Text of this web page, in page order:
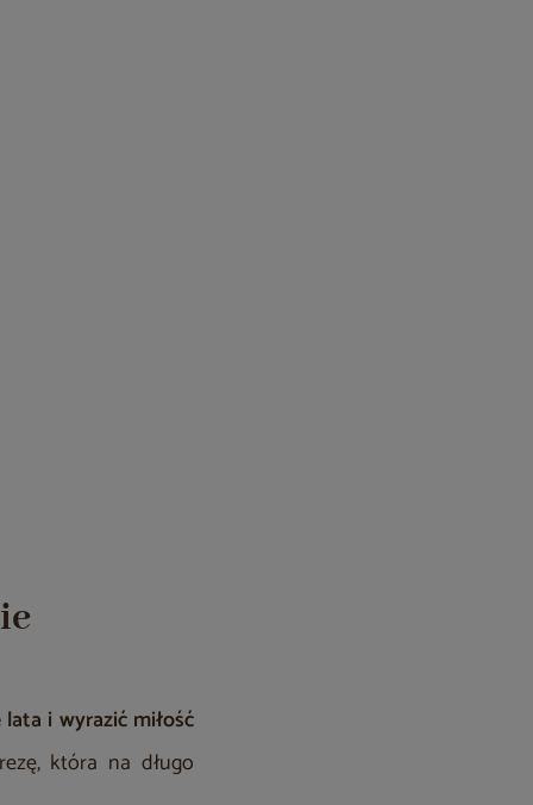
i wyrazić miłość
która na długo